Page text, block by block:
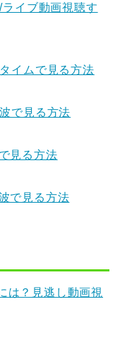
イブ動画視聴す
イムで見る方法
で見る方法
見る方法
で見る方法
は？見逃し動画視